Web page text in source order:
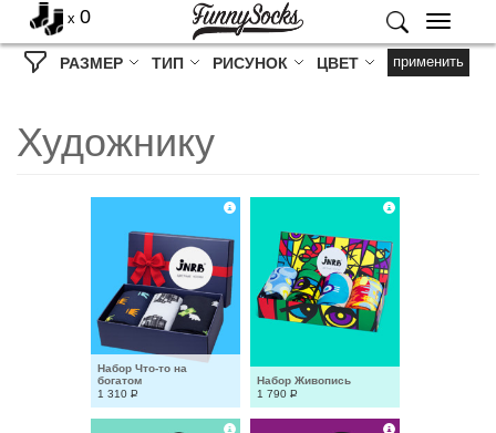
Меню
x 0
РАЗМЕР ТИП РИСУНОК ЦВЕТ применить
Художнику
Набор Что-то на
богатом
1 310 Р
Набор Живопись
1 790 Р